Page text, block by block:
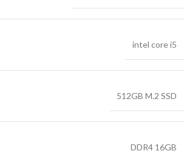
intel core i5
512GB M.2 SSD
DDR4 16GB